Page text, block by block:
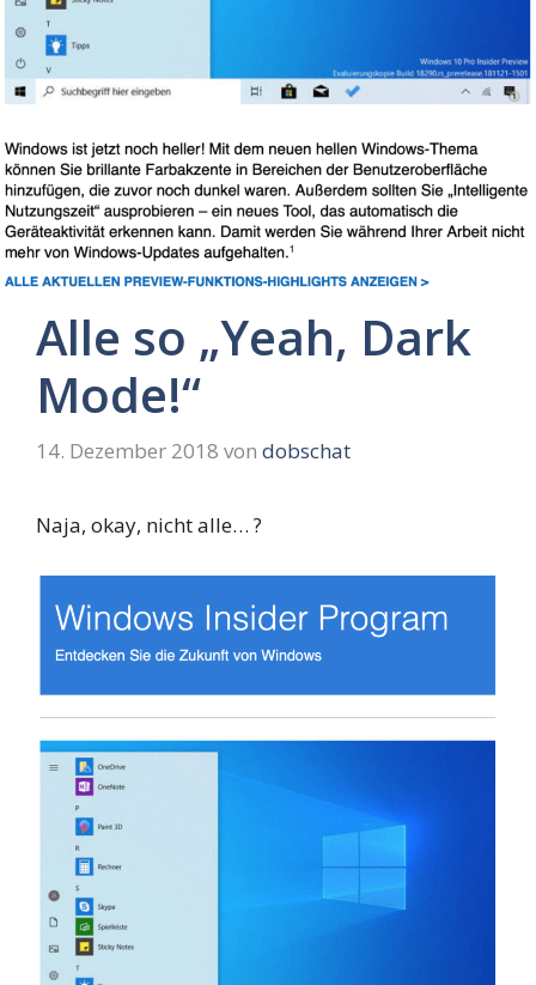
Alle so „Yeah, Dark
Mode!“
14. Dezember 2018 von dobschat
Naja, okay, nicht alle… ?